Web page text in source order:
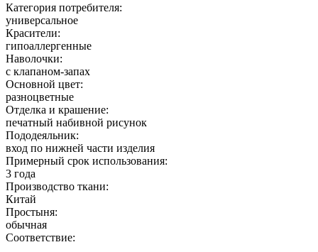
Категория потребителя:
универсальное
Красители:
гипоаллергенные
Наволочки:
с клапаном-запах
Основной цвет:
разноцветные
Отделка и крашение:
печатный набивной рисунок
Пододеяльник:
вход по нижней части изделия
Примерный срок использования:
3 года
Производство ткани:
Китай
Простыня:
обычная
Соответствие: